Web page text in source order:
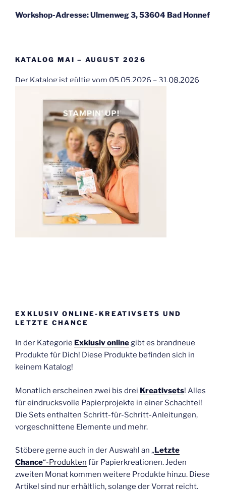
Workshop-Adresse: Ulmenweg 3, 53604 Bad Honnef
KATALOG MAI – AUGUST 2026
Der Katalog ist gültig vom 05.05.2026 – 31.08.2026
EXKLUSIV ONLINE-KREATIVSETS UND
LETZTE CHANCE
In der Kategorie Exklusiv onlinegibt es brandneue
Produkte für Dich! Diese Produkte befinden sich in
keinem Katalog!
Monatlich erscheinen zwei bis drei Kreativsets! Alles
für eindrucksvolle Papierprojekte in einer Schachtel!
Die Sets enthalten Schritt-für-Schritt-Anleitungen,
vorgeschnittene Elemente und mehr.
Stöbere gerne auch in der Auswahl an „Letzte
Chance“-Produkten für Papierkreationen. Jeden
zweiten Monat kommen weitere Produkte hinzu. Diese
Artikel sind nur erhältlich, solange der Vorrat reicht.